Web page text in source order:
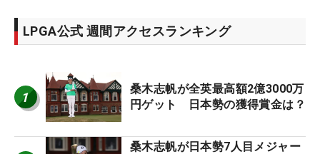
LPGA公式 週間アクセスランキング
1
桑木志帆が全英最高額2億3000万
円ゲット 日本勢の獲得賞金は？
桑木志帆が日本勢7人目メジャー